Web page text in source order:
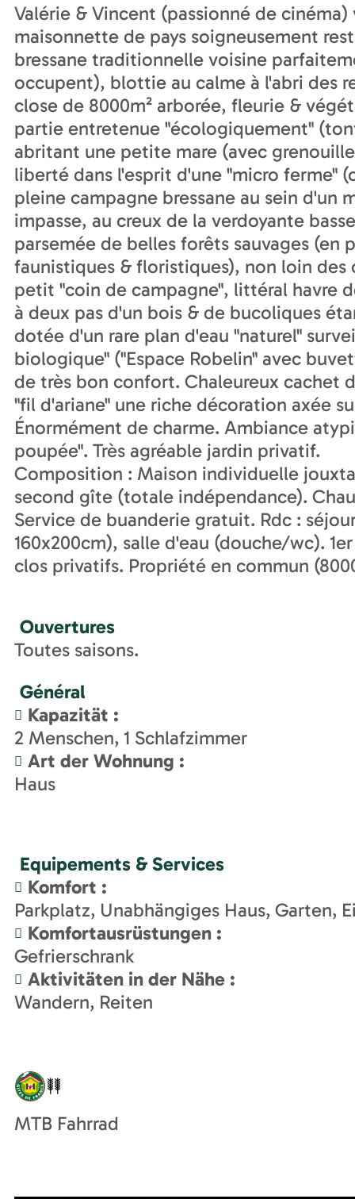
Valérie & Vincent (passionné de
maisonnette de pays soigneusement
bressane traditionnelle voisine
occupent), blottie au calme à l'abri des
close de 8000m² arborée, fleurie &
partie entretenue "écologiquement"
abritant une petite mare (avec
liberté dans l'esprit d'une "micro ferme"
pleine campagne bressane au sein d'un
impasse, au creux de la verdoyante
parsemée de belles forêts sauvages (en
faunistiques & floristiques), non loin
petit "coin de campagne", littéral havre
à deux pas d'un bois & de bucoliques
dotée d'un rare plan d'eau "naturel"
biologique" ("Espace Robelin" avec
de très bon confort. Chaleureux cachet
"fil d'ariane" une riche décoration axée
Énormément de charme. Ambiance
poupée". Très agréable jardin privatif.
Composition : Maison individuelle
second gîte (totale indépendance).
Service de buanderie gratuit. Rdc :
160x200cm), salle d'eau (douche/wc).
clos privatifs. Propriété en commun
Ouvertures
Toutes saisons.
Général
Kapazität :
2 Menschen 1 Schlafzimmer
Art der Wohnung :
Haus
Equipements & Services
Komfort :
Parkplatz Unabhängiges Haus Garten
Komfortausrüstungen :
Gefrierschrank
Aktivitäten in der Nähe :
Wandern Reiten
MTB Fahrrad